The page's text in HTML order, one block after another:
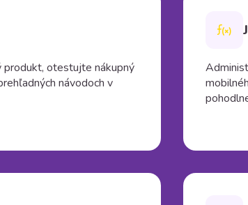
produkt, otestujte nákupný
návodoch v